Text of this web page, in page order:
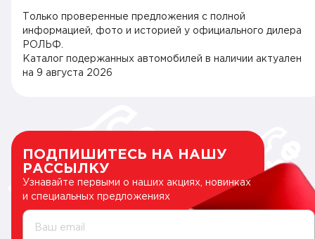
Только проверенные предложения с полной
информацией, фото и историей у официального дилера
РОЛЬФ.
Каталог подержанных автомобилей в наличии актуален
на 9 августа 2026
ПОДПИШИТЕСЬ НА НАШУ
РАССЫЛКУ
Узнавайте первыми о наших акциях, новинках
и специальных предложениях
Ваш email